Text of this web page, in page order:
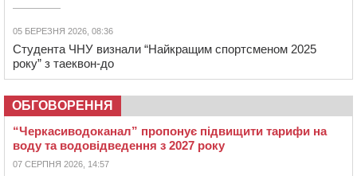
05 БЕРЕЗНЯ 2026, 08:36
Студента ЧНУ визнали “Найкращим спортсменом 2025
року” з таеквон-до
ОБГОВОРЕННЯ
“Черкасиводоканал” пропонує підвищити тарифи на
воду та водовідведення з 2027 року
07 СЕРПНЯ 2026, 14:57